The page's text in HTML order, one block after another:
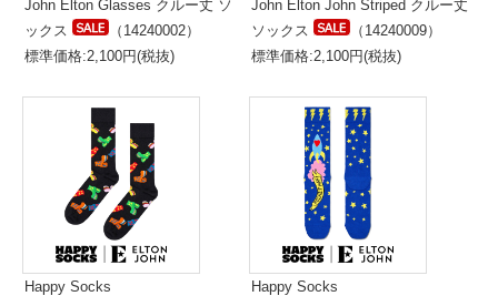
John Elton Glasses クルー丈 ソ
ックス
（14240002）
標準価格:2,100円(税抜)
John Elton John Striped クルー丈
ソックス
（14240009）
標準価格:2,100円(税抜)
Happy Socks
Happy Socks